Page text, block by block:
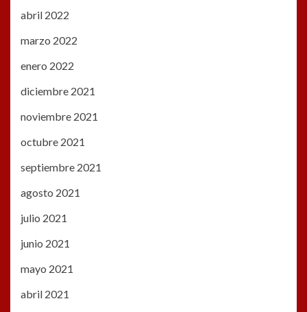
abril 2022
marzo 2022
enero 2022
diciembre 2021
noviembre 2021
octubre 2021
septiembre 2021
agosto 2021
julio 2021
junio 2021
mayo 2021
abril 2021